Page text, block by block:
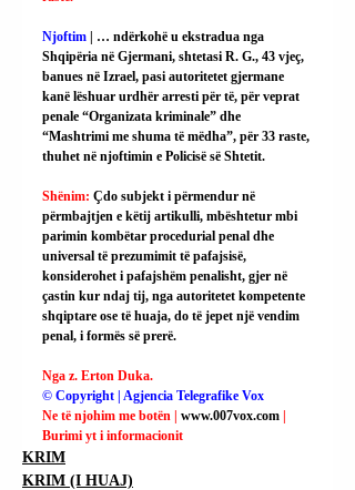
Njoftim
| … ndërkohë u ekstradua nga
Shqipëria në Gjermani, shtetasi R. G., 43 vjeç,
banues në Izrael, pasi autoritetet gjermane
kanë lëshuar urdhër arresti për të, për veprat
penale “Organizata kriminale” dhe
“Mashtrimi me shuma të mëdha”, për 33 raste,
thuhet në njoftimin e Policisë së Shtetit.
Shënim: Çdo subjekt i përmendur në
përmbajtjen e këtij artikulli, mbështetur mbi
parimin kombëtar procedurial penal dhe
universal të prezumimit të pafajsisë,
konsiderohet i pafajshëm penalisht, gjer në
çastin kur ndaj tij, nga autoritetet kompetente
shqiptare ose të huaja, do të jepet një vendim
penal, i formës së prerë.
Nga z. Erton Duka.
© Copyright | Agjencia Telegrafike Vox
Ne të njohim me botën | www.007vox.com
Burimi yt i informacionit
KRIM
KRIM (I HUAJ)